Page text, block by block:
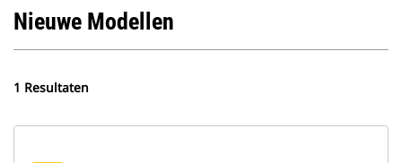
Nieuwe Modellen
1 Resultaten